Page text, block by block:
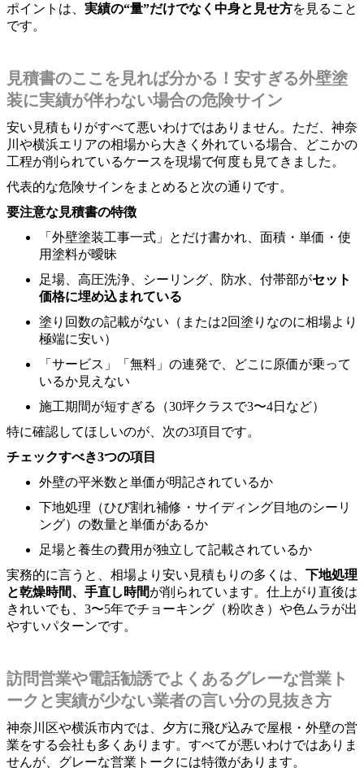
ポイントは、 実績の“量”だけでなく中身と見せ方を見ること
です。
見積書のここを見れば分かる！安すぎる外壁塗
装に実績が伴わない場合の危険サイン
安い見積もりがすべて悪いわけではありません。ただ、神奈
川や横浜エリアの相場から大きく外れている場合、どこかの
工程が削られているケースを現場で何度も見てきました。
代表的な危険サインをまとめると次の通りです。
要注意な見積書の特徴
「外壁塗装工事一式」とだけ書かれ、面積・単価・使
用塗料が曖昧
足場、高圧洗浄、シーリング、防水、付帯部がセット
価格に埋め込まれている
塗り回数の記載がない（または2回塗りなのに相場より
極端に安い）
「サービス」「無料」の連発で、どこに原価が乗って
いるか見えない
施工期間が短すぎる（30坪クラスで3〜4日など）
特に確認してほしいのが、次の3項目です。
チェックすべき3つの項目
外壁の平米数と単価が明記されているか
下地処理（ひび割れ補修・サイディング目地のシーリ
ング）の数量と単価があるか
足場と養生の費用が独立して記載されているか
実務的に言うと、相場より安い見積もりの多くは、 下地処理
と乾燥時間、手直し時間が削られています。仕上がり直後は
きれいでも、3〜5年でチョーキング（粉吹き）や色ムラが出
やすいパターンです。
訪問営業や電話勧誘でよくあるグレーな営業ト
ークと実績が少ない業者の言い分の見抜き方
神奈川区や横浜市内では、夕方に飛び込みで屋根・外壁の営
業をする会社も多くあります。すべてが悪いわけではありま
せんが、グレーな営業トークには特徴があります。